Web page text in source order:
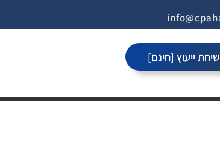
שיחת ייעוץ [חינם]